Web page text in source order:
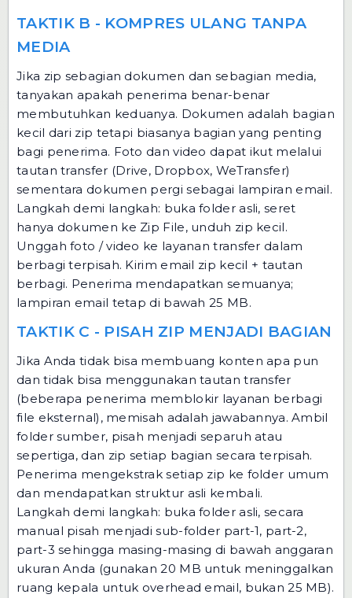
TAKTIK B - KOMPRES ULANG TANPA
MEDIA
Jika zip sebagian dokumen dan sebagian media,
tanyakan apakah penerima benar-benar
membutuhkan keduanya. Dokumen adalah bagian
kecil dari zip tetapi biasanya bagian yang penting
bagi penerima. Foto dan video dapat ikut melalui
tautan transfer (Drive, Dropbox, WeTransfer)
sementara dokumen pergi sebagai lampiran email.
Langkah demi langkah: buka folder asli, seret
hanya dokumen ke Zip File, unduh zip kecil.
Unggah foto / video ke layanan transfer dalam
berbagi terpisah. Kirim email zip kecil + tautan
berbagi. Penerima mendapatkan semuanya;
lampiran email tetap di bawah 25 MB.
TAKTIK C - PISAH ZIP MENJADI BAGIAN
Jika Anda tidak bisa membuang konten apa pun
dan tidak bisa menggunakan tautan transfer
(beberapa penerima memblokir layanan berbagi
file eksternal), memisah adalah jawabannya. Ambil
folder sumber, pisah menjadi separuh atau
sepertiga, dan zip setiap bagian secara terpisah.
Penerima mengekstrak setiap zip ke folder umum
dan mendapatkan struktur asli kembali.
Langkah demi langkah: buka folder asli, secara
manual pisah menjadi sub-folder part-1, part-2,
part-3 sehingga masing-masing di bawah anggaran
ukuran Anda (gunakan 20 MB untuk meninggalkan
ruang kepala untuk overhead email, bukan 25 MB).